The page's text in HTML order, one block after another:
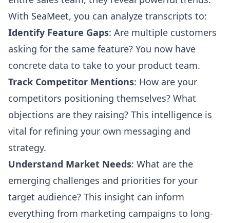
With SeaMeet, you can analyze transcripts to:
Identify Feature Gaps: Are multiple customers
asking for the same feature? You now have
concrete data to take to your product team.
Track Competitor Mentions: How are your
competitors positioning themselves? What
objections are they raising? This intelligence is
vital for refining your own messaging and
strategy.
Understand Market Needs: What are the
emerging challenges and priorities for your
target audience? This insight can inform
everything from marketing campaigns to long-